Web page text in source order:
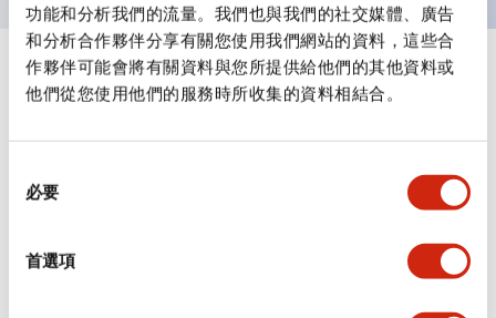
功能和分析我們的流量。我們也與我們的社交媒體、廣告
和分析合作夥伴分享有關您使用我們網站的資料，這些合
作夥伴可能會將有關資料與您所提供給他們的其他資料或
他們從您使用他們的服務時所收集的資料相結合。
必要
首選項
規格
環境規範
機械規格